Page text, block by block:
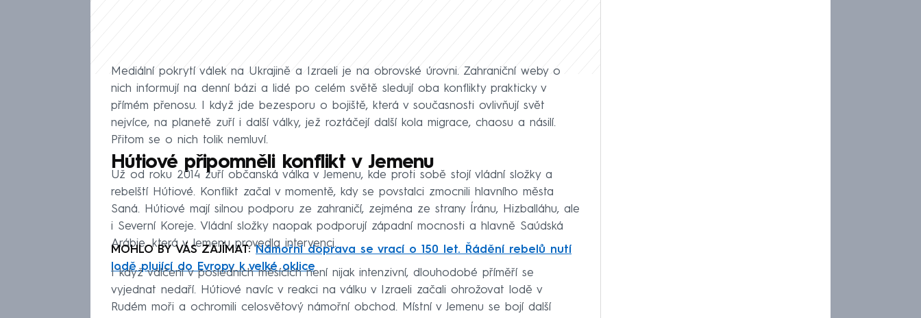
Mediální pokrytí válek na Ukrajině a Izraeli je na obrovské úrovni. Zahraniční weby o
nich informují na denní bázi a lidé po celém světě sledují oba konflikty prakticky v
přímém přenosu. I když jde bezesporu o bojiště, která v současnosti ovlivňují svět
nejvíce, na planetě zuří i další války, jež roztáčejí další kola migrace, chaosu a násilí.
Přitom se o nich tolik nemluví.
Hútiové připomněli konflikt v Jemenu
Už od roku 2014 zuří občanská válka v Jemenu, kde proti sobě stojí vládní složky a
rebelští Hútiové. Konflikt začal v momentě, kdy se povstalci zmocnili hlavního města
Saná. Hútiové mají silnou podporu ze zahraničí, zejména ze strany Íránu, Hizballáhu, ale
i Severní Koreje. Vládní složky naopak podporují západní mocnosti a hlavně Saúdská
Arábie, která v Jemenu provedla intervenci.
MOHLO BY VÁS ZAJÍMAT:Námořní doprava se vrací o 150 let. Řádění rebelů nutí
lodě plující do Evropy k velké oklice
I když válčení v posledních měsících není nijak intenzivní, dlouhodobé příměří se
vyjednat nedaří. Hútiové navíc v reakci na válku v Izraeli začali ohrožovat lodě v
Rudém moři a ochromili celosvětový námořní obchod. Místní v Jemenu se bojí další